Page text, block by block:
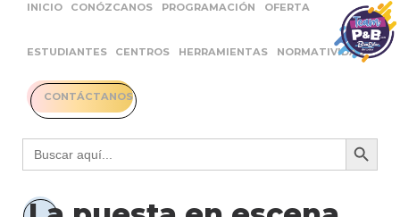
INICIO CONÓZCANOS PROGRAMACIÓN OFERTA
ESTUDIANTES CENTROS HERRAMIENTAS NORMATIVIDAD
CONTÁCTANOS
Buscar: Botón